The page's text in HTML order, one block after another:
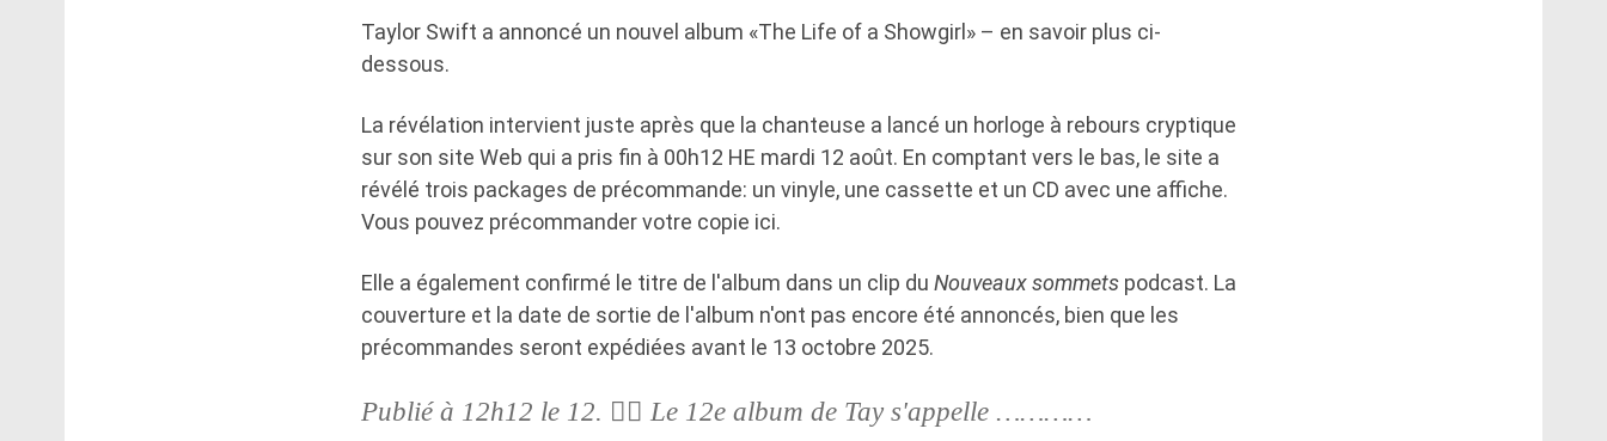
Taylor Swift a annoncé un nouvel album «The Life of a Showgirl» – en savoir plus ci-
dessous.
La révélation intervient juste après que la chanteuse a lancé un horloge à rebours cryptique
sur son site Web qui a pris fin à 00h12 HE mardi 12 août. En comptant vers le bas, le site a
révélé trois packages de précommande: un vinyle, une cassette et un CD avec une affiche.
Vous pouvez précommander votre copie ici.
Elle a également confirmé le titre de l'album dans un clip du Nouveaux sommets podcast. La
couverture et la date de sortie de l'album n'ont pas encore été annoncés, bien que les
précommandes seront expédiées avant le 13 octobre 2025.
Publié à 12h12 le 12. ❤️‍🔥 Le 12e album de Tay s'appelle …………